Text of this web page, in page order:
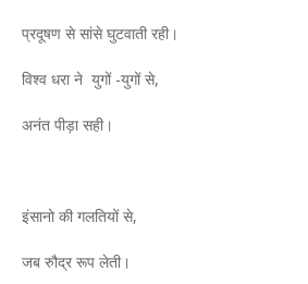
प्रदूषण से सांसे घुटवाती रही।
विश्व धरा ने युगों -युगों से,
अनंत पीड़ा सही।
इंसानो की गलतियों से,
जब रुौद्र रूप लेती।